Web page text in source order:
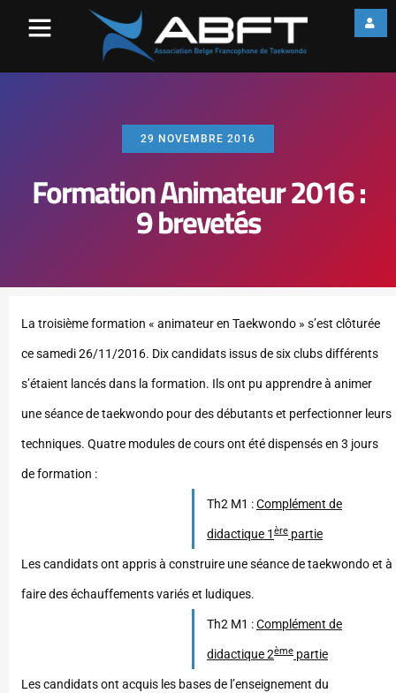
29 NOVEMBRE 2016
Formation Animateur 2016 :
9 brevetés
La troisième formation « animateur en Taekwondo » s’est clôturée
ce samedi 26/11/2016. Dix candidats issus de six clubs différents
s’étaient lancés dans la formation. Ils ont pu apprendre à animer
une séance de taekwondo pour des débutants et perfectionner leurs
techniques. Quatre modules de cours ont été dispensés en 3 jours
de formation :
Th2 M1 :Complément de
didactique 1 ère partie
Les candidats ont appris à construire une séance de taekwondo et à
faire des échauffements variés et ludiques.
Th2 M1 :Complément de
didactique 2ème partie
Les candidats ont acquis les bases de l’enseignement du